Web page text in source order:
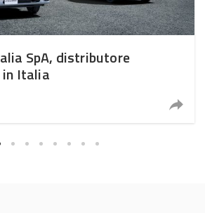
SpA, distributore
in Italia